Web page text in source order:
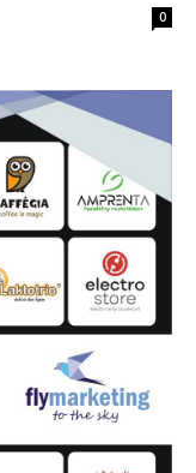
0